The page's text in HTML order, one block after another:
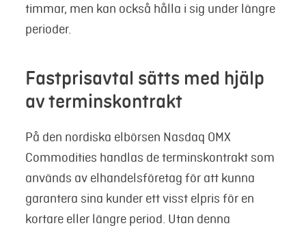
timmar, men kan också hålla i sig under längre
perioder.
Fastprisavtal sätts med hjälp
av terminskontrakt
På den nordiska elbörsen Nasdaq OMX
Commodities handlas de terminskontrakt som
används av elhandelsföretag för att kunna
garantera sina kunder ett visst elpris för en
kortare eller längre period. Utan denna